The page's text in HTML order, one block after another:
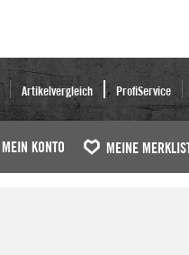
Artikelvergleich ProfiService
MEIN KONTO MEINE